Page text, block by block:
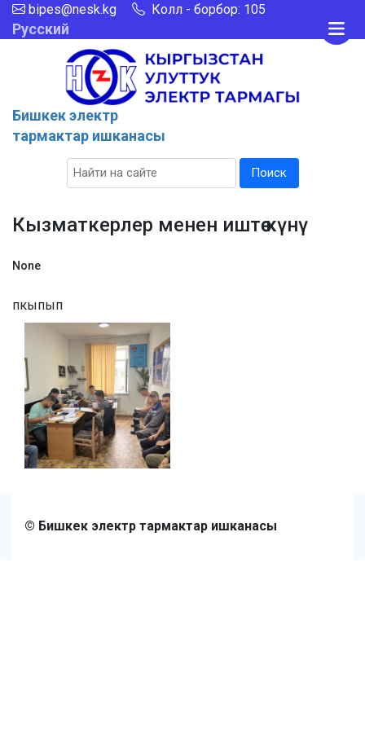
bipes@nesk.kg Колл - борбор: 105
Русский
Бишкек электр
тармактар ишканасы
Поиск
Кызматкерлер менен иштөө күнү
None
пкыпып
© Бишкек электр тармактар ишканасы